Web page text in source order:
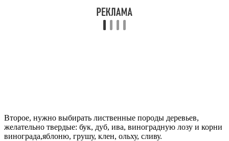
Второе, нужно выбирать лиственные породы деревьев,
желательно твердые: бук, дуб, ива, виноградную лозу и корни
винограда,яблоню, грушу, клен, ольху, сливу.